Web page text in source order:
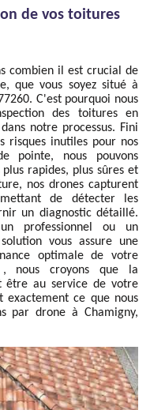
de vos toitures
combien il est crucial de
que vous soyez situé à
C'est pourquoi nous
des toitures en
notre processus. Fini
risques inutiles pour nos
pointe, nous pouvons
rapides, plus sûres et
nos drones capturent
de détecter les
un diagnostic détaillé.
professionnel ou un
vous assure une
optimale de votre
, nous croyons que la
être au service de votre
ce que nous
par drone à Chamigny,